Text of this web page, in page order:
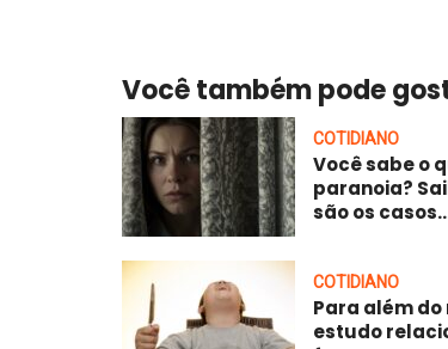
Você também pode
COTIDIANO
Você sabe o
paranoia?
são os
COTIDIANO
Para além do
estudo